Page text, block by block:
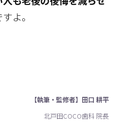
よ。
【執筆・監修者】田口 耕平
北戸田COCO歯科 院長